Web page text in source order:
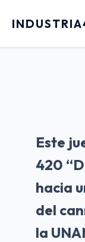
Este
420
hacia
del
la